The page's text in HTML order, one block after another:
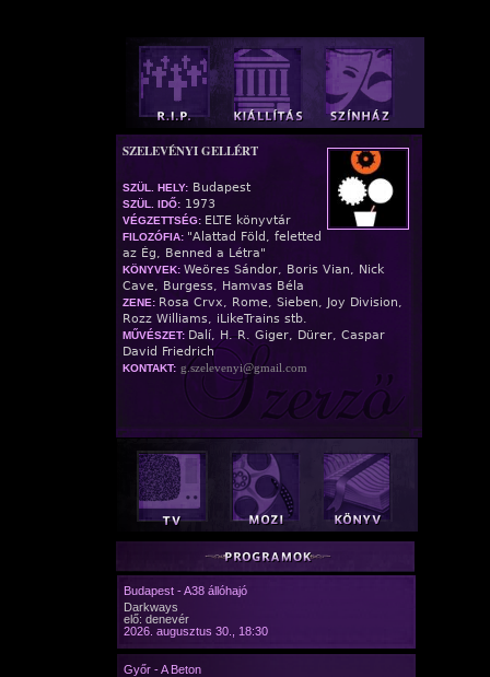
SZELEVÉNYI GELLÉRT
SZÜL. HELY: Budapest
SZÜL. IDŐ: 1973
VÉGZETTSÉG: ELTE könyvtár
FILOZÓFIA: "Alattad Föld, feletted
az Ég, Benned a Létra"
KÖNYVEK: Weöres Sándor, Boris Vian, Nick
Cave, Burgess, Hamvas Béla
ZENE: Rosa Crvx, Rome, Sieben, Joy Division,
Rozz Williams, iLikeTrains stb.
MŰVÉSZET: Dalí, H. R. Giger, Dürer, Caspar
David Friedrich
KONTAKT: g.szelevenyi@gmail.com
Budapest - A38 állóhajó
Darkways
elő: denevér
2026. augusztus 30., 18:30
Győr - A Beton